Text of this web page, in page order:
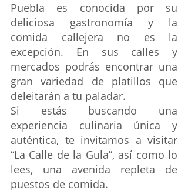
Puebla es conocida por su
deliciosa gastronomía y la
comida callejera no es la
excepción. En sus calles y
mercados podrás encontrar una
gran variedad de platillos que
deleitarán a tu paladar.
Si estás buscando una
experiencia culinaria única y
auténtica, te invitamos a visitar
“La Calle de la Gula”, así como lo
lees, una avenida repleta de
puestos de comida.